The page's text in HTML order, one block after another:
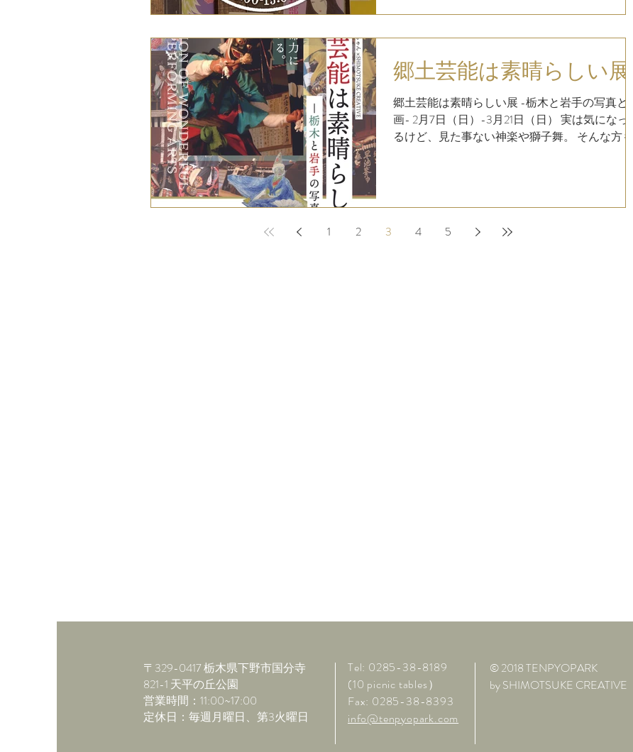
郷土芸能は素晴らしい展
郷土芸能は素晴らしい展 -栃木と岩手の写真と絵
画- 2月7日（日）-3月21日（日） 実は気になって
るけど、見た事ない神楽や獅子舞。 そんな方も
1 2 3 4 5
〒329-0417 栃木県下野市国分寺
821-1 ​天平の丘公園
​営業時間：11:00~17:00
​定休日：毎週月曜日、第3火曜日
Tel: 0285-38-8189
(10 picnic tables）
Fax: 0285-38-8393
info@tenpyopark.com
© 2018 TENPYOPARK
by SHIMOTSUKE CREATIVE